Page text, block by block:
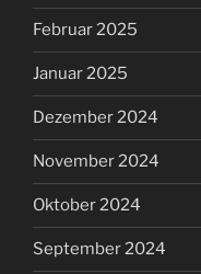
Februar 2025
Januar 2025
Dezember 2024
November 2024
Oktober 2024
September 2024